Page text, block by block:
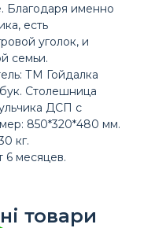
Благодаря именно
есть
уголок, и
семьи.
ТМ Гойдалка
Столешница
ДСП с
850*320*480 мм.
кг.
6 месяцев.
товари